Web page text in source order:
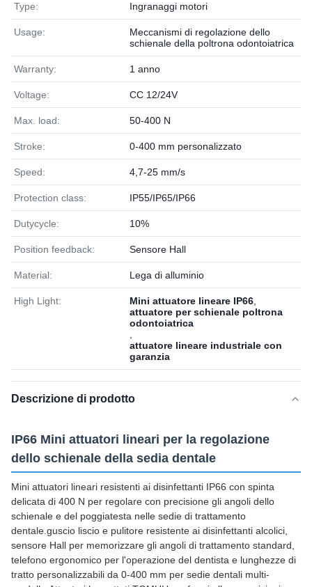
Type: Ingranaggi motori
Usage:
Meccanismi di regolazione dello
schienale della poltrona odontoiatrica
Warranty: 1 anno
Voltage: CC 12/24V
Max. load: 50-400 N
Stroke: 0-400 mm personalizzato
Speed: 4,7-25 mm/s
Protection class: IP55/IP65/IP66
Dutycycle: 10%
Position feedback: Sensore Hall
Material: Lega di alluminio
High Light: Mini attuatore lineare IP66
attuatore per schienale poltrona
odontoiatrica
attuatore lineare industriale con
garanzia
Descrizione di prodotto
IP66 Mini attuatori lineari per la regolazione
dello schienale della sedia dentale
Mini attuatori lineari resistenti ai disinfettanti IP66 con spinta
delicata di 400 N per regolare con precisione gli angoli dello
schienale e del poggiatesta nelle sedie di trattamento
dentale.guscio liscio e pulitore resistente ai disinfettanti alcolici,
sensore Hall per memorizzare gli angoli di trattamento standard,
telefono ergonomico per l'operazione del dentista e lunghezze di
tratto personalizzabili da 0-400 mm per sedie dentali multi-